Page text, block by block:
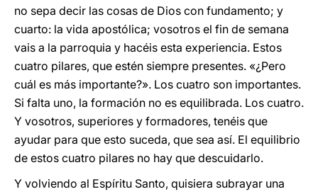
no sepa decir las cosas de Dios con fundamento; y
cuarto: la vida apostólica; vosotros el fin de semana
vais a la parroquia y hacéis esta experiencia. Estos
cuatro pilares, que estén siempre presentes. «¿Pero
cuál es más importante?». Los cuatro son importantes.
Si falta uno, la formación no es equilibrada. Los cuatro.
Y vosotros, superiores y formadores, tenéis que
ayudar para que esto suceda, que sea así. El equilibrio
de estos cuatro pilares no hay que descuidarlo.
Y volviendo al Espíritu Santo, quisiera subrayar una